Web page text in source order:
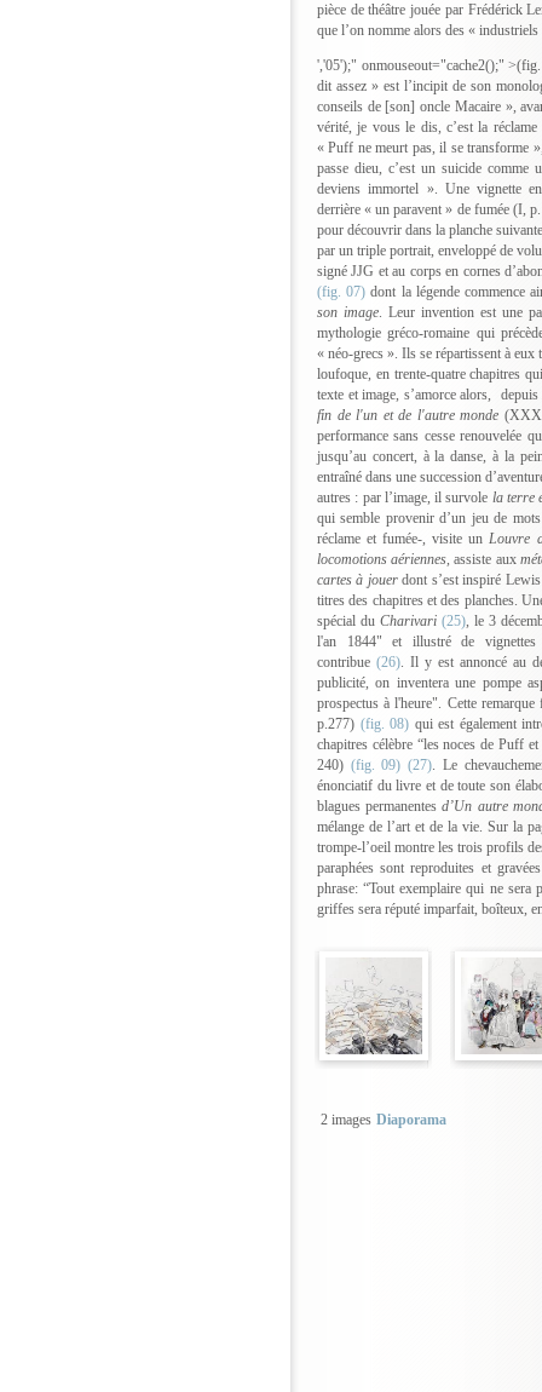
pièce de théâtre jouée par Frédérick
que l’on nomme alors des « industriels
','05');" onmouseout="cache2();"
dit assez » est l’incipit de son
conseils de [son] oncle Macaire »,
vérité, je vous le dis, c’est la
« Puff ne meurt pas, il se transforme
passe dieu, c’est un suicide comme
deviens immortel ». Une vignette
derrière « un paravent » de fumée (I,
pour découvrir dans la planche
par un triple portrait, enveloppé de
signé JJG et au corps en cornes
(fig. 07) dont la légende commence
son image. Leur invention est une
mythologie gréco-romaine qui
« néo-grecs ». Ils se répartissent à
loufoque, en trente-quatre chapitres
texte et image, s’amorce alors, depuis
fin de l'un et de l'autre monde
performance sans cesse renouvelée
jusqu’au concert, à la danse, à la
entraîné dans une succession
autres : par l’image, il survole la terre
qui semble provenir d’un jeu de
réclame et fumée-, visite unLouvre
locomotions aériennes,assiste aux
cartes à jouerdont s’est inspiré
titres des chapitres et des planches.
spécial du Charivari(25), le 3
l'an 1844" et illustré de
contribue (26). Il y est annoncé au
publicité, on inventera une pompe
prospectus à l'heure". Cette
p.277) (fig. 08) qui est également
chapitres célèbre “les noces de Puff
240) (fig. 09) (27). Le
énonciatif du livre et de toute son
blagues permanentesd’Un autre
mélange de l’art et de la vie. Sur la
trompe-l’oeil montre les trois profils
paraphées sont reproduites et
phrase: “Tout exemplaire qui ne sera
griffes sera réputé imparfait, boîteux,
2 images Diaporama